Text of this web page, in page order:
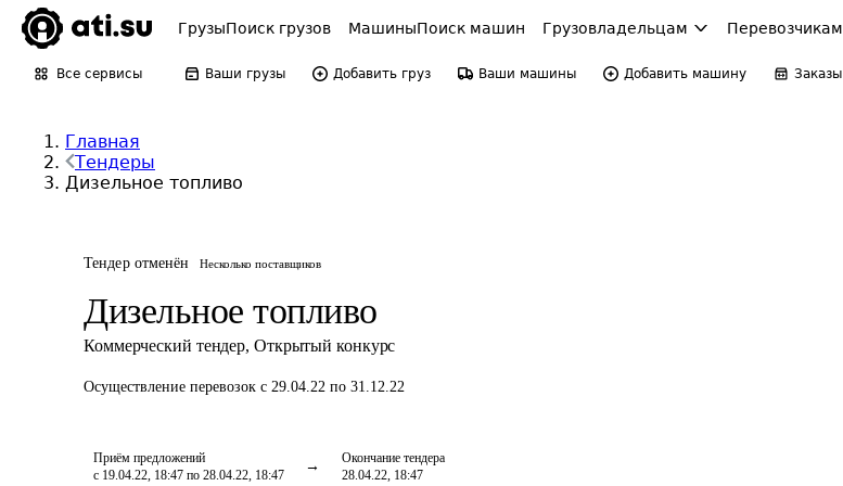
ГрузыПоиск грузов МашиныПоиск машин Грузовладельцам Перевозчикам
Все сервисы Ваши грузы Добавить груз Ваши машины Добавить машину Заказы
Главная
Тендеры
Дизельное топливо
Тендер отменён Несколько поставщиков
Дизельное топливо
Коммерческий тендер, Открытый конкурс
Осуществление перевозок с 29.04.22 по 31.12.22
Приём предложений
с 19.04.22, 18:47 по 28.04.22, 18:47
Окончание тендера
28.04.22, 18:47